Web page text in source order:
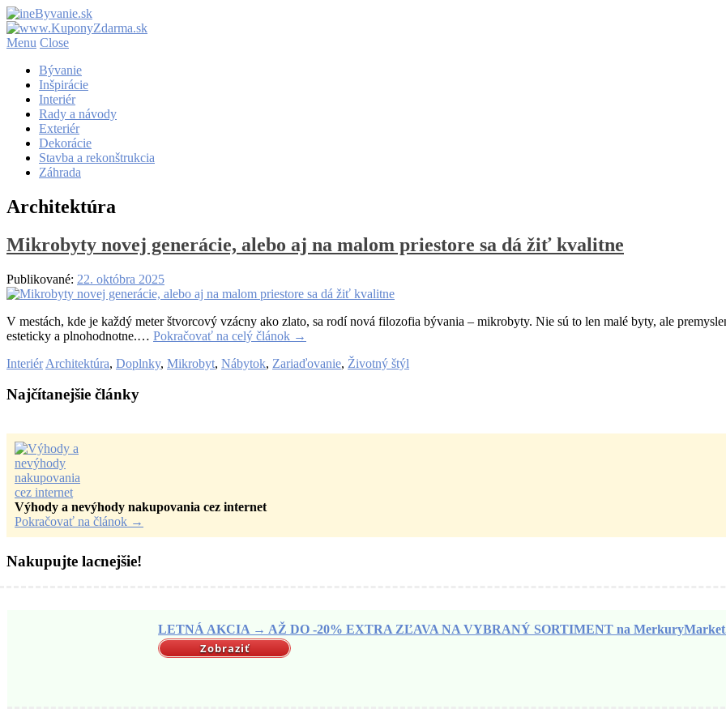
Menu Close
Bývanie
Inšpirácie
Interiér
Rady a návody
Exteriér
Dekorácie
Stavba a rekonštrukcia
Záhrada
Architektúra
Mikrobyty novej generácie, alebo aj na malom priestore sa dá žiť kvalitne
Publikované: 22. októbra 2025
V mestách, kde je každý meter štvorcový vzácny ako zlato, sa rodí nová filozofia bývania – mikrobyty. Nie sú to len malé byty, ale
esteticky a plnohodnotne.… Pokračovať na celý článok →
Interiér Architektúra, Doplnky, Mikrobyt, Nábytok, Zariaďovanie, Životný štýl
Najčítanejšie články
Výhody a nevýhody nakupovania cez internet
Pokračovať na článok →
Nakupujte lacnejšie!
LETNÁ AKCIA → AŽ DO -20% EXTRA ZĽAVA NA VYBRANÝ SORTIMENT na
Zobraziť